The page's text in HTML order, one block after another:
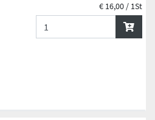
€ 16,00 / 1St